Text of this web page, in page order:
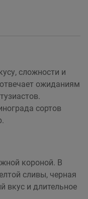
сложности и
ожиданиям
сортов
короной. В
сливы, черная
вкус и длительное